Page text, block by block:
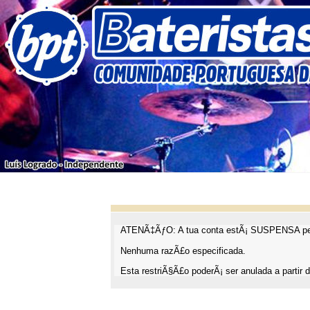
ATENÃ‡ÃƒO: A tua conta estÃ¡ SUSPENSA
Nenhuma razÃ£o especificada.
Esta restriÃ§Ã£o poderÃ¡ ser anulada a partir